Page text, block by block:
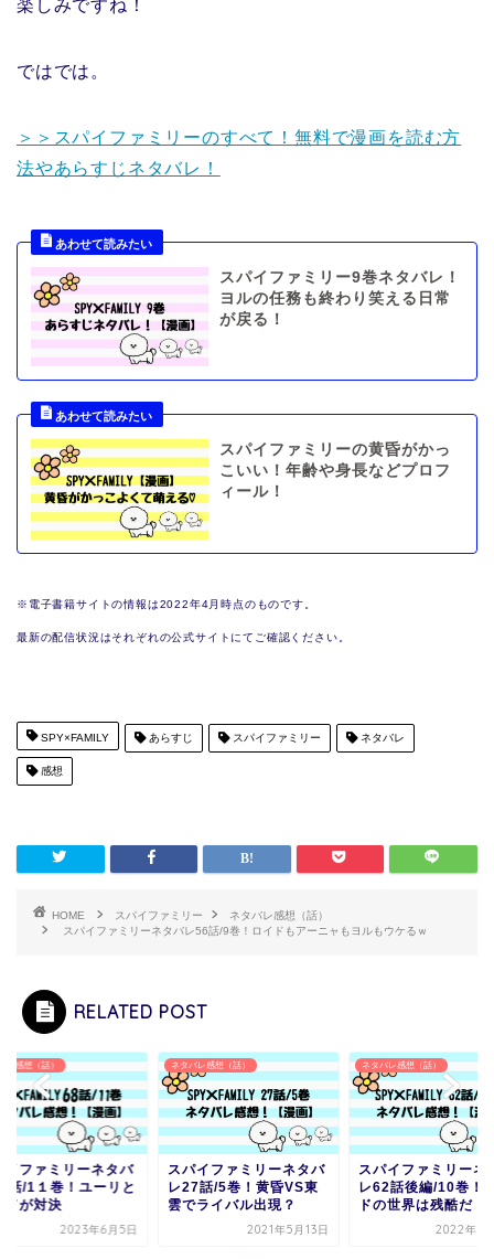
楽しみですね！
ではでは。
＞＞スパイファミリーのすべて！無料で漫画を読む方
法やあらすじネタバレ！
スパイファミリー9巻ネタバレ！
ヨルの任務も終わり笑える日常
が戻る！
スパイファミリーの黄昏がかっ
こいい！年齢や身長などプロフ
ィール！
※電子書籍サイトの情報は2022年4月時点のものです。
最新の配信状況はそれぞれの公式サイトにてご確認ください。
SPY×FAMILY あらすじ スパイファミリー ネタバレ
感想
HOME スパイファミリー
ネタバレ感想（話）
スパイファミリーネタバレ56話/9巻！ロイドもアーニャもヨルもウケるｗ
RELATED POST
レ感想（話）
イファミリーネタバ
話/1１巻！ユーリと
ドが対決
2023年6月5日
ネタバレ感想（話）
スパイファミリーネタバ
レ27話/5巻！黄昏VS東
雲でライバル出現？
2021年5月13日
ネタバレ感想（話）
スパイファミリーネ
レ62話後編/10巻！
ドの世界は残酷だ
2022年5